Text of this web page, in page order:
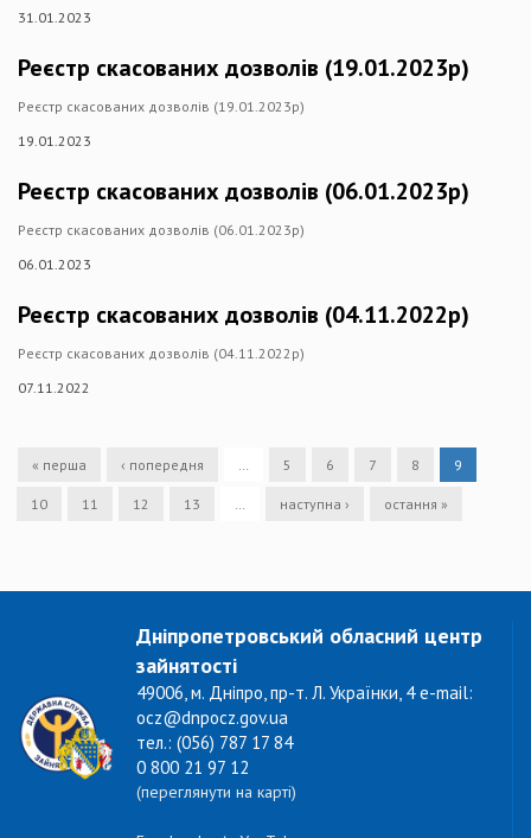
31.01.2023
Реєстр скасованих дозволів (19.01.2023р)
Реєстр скасованих дозволів (19.01.2023р)
19.01.2023
Реєстр скасованих дозволів (06.01.2023р)
Реєстр скасованих дозволів (06.01.2023р)
06.01.2023
Реєстр скасованих дозволів (04.11.2022р)
Реєстр скасованих дозволів (04.11.2022р)
07.11.2022
« перша ‹ попередня … 5 6 7 8 9
10 11 12 13 … наступна › остання »
Дніпропетровський обласний центр
зайнятості
49006, м. Дніпро, пр-т. Л. Українки, 4 e-mail:
ocz@dnpocz.gov.ua
тел.: (056) 787 17 84
0 800 21 97 12
(переглянути на карті)